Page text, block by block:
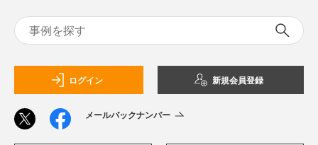
ログイン 新規会員登録
メールバックナンバー